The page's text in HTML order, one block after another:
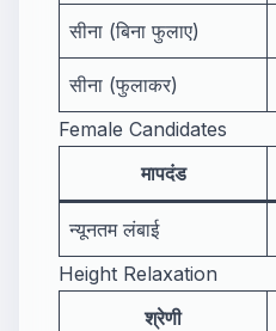
सीना (बिना फुलाए)
सीना (फुलाकर)
Female Candidates
मापदंड
न्यूनतम लंबाई
Height Relaxation
श्रेणी